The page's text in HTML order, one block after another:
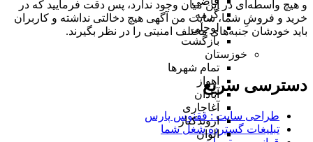
گرمه
لوجلی
بازگشت
خوزستان
تمام شهر‌ها
اهواز
آبادان
آغاجاری
اروندکنار
الوان
و هیچ واسطه‌ای در این میان وجود ندارد، پس دقت فرمایید که در
خرید و فروشِ شما، سایت من آگهی هیچ دخالتی نداشته و کاربران
باید خودشان جنبه‌های مختلف امنیتی را در نظر بگیرند.
دسترسی سریع
طراحی سایت :‌ ققنوس پارس
تبلیغات گسترده شغل شما